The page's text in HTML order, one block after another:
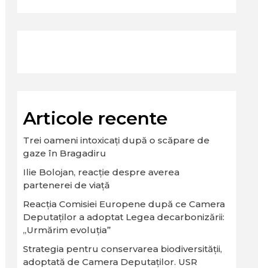
Articole recente
Trei oameni intoxicați după o scăpare de
gaze în Bragadiru
Ilie Bolojan, reacție despre averea
partenerei de viață
Reacția Comisiei Europene după ce Camera
Deputaților a adoptat Legea decarbonizării:
„Urmărim evoluția”
Strategia pentru conservarea biodiversităţii,
adoptată de Camera Deputaţilor. USR